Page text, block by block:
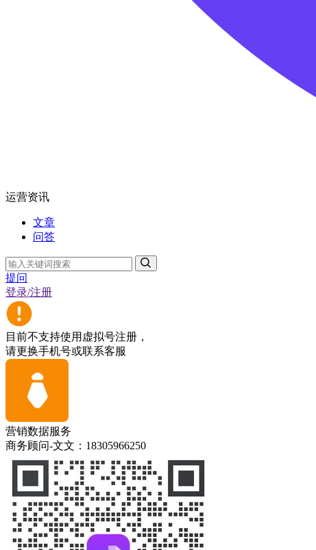
运营资讯
文章
问答
提问
登录/注册
目前不支持使用虚拟号注册，
请更换手机号或联系客服
营销数据服务
商务顾问-文文：18305966250